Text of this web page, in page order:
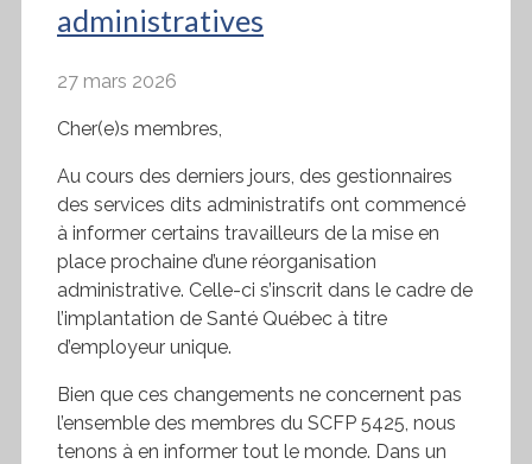
administratives
27 mars 2026
Cher(e)s membres,
Au cours des derniers jours, des gestionnaires
des services dits administratifs ont commencé
à informer certains travailleurs de la mise en
place prochaine d’une réorganisation
administrative. Celle-ci s’inscrit dans le cadre de
l’implantation de Santé Québec à titre
d’employeur unique.
Bien que ces changements ne concernent pas
l’ensemble des membres du SCFP 5425, nous
tenons à en informer tout le monde. Dans un